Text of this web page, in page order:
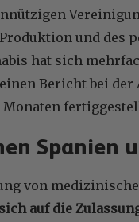
und des
hat sich
Bericht bei
Monaten
Spanien
von
auf die